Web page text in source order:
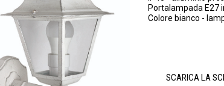
Portalampada E27
Colore bianco -
SCARICA LA